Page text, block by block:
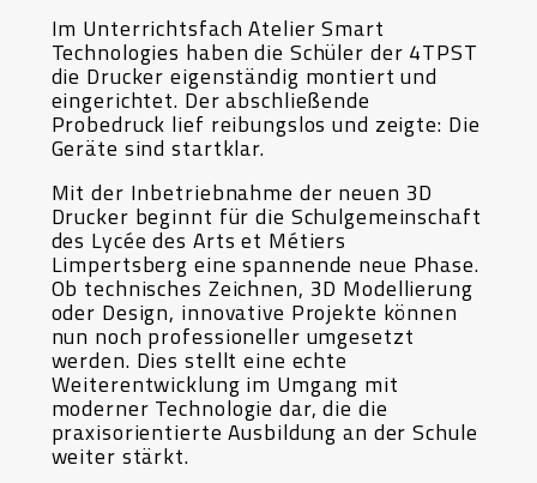
Im Unterrichtsfach Atelier Smart
Technologies haben die Schüler der 4TPST
die Drucker eigenständig montiert und
eingerichtet. Der abschließende
Probedruck lief reibungslos und zeigte: Die
Geräte sind startklar.
Mit der Inbetriebnahme der neuen 3D
Drucker beginnt für die Schulgemeinschaft
des Lycée des Arts et Métiers
Limpertsberg eine spannende neue Phase.
Ob technisches Zeichnen, 3D Modellierung
oder Design, innovative Projekte können
nun noch professioneller umgesetzt
werden. Dies stellt eine echte
Weiterentwicklung im Umgang mit
moderner Technologie dar, die die
praxisorientierte Ausbildung an der Schule
weiter stärkt.